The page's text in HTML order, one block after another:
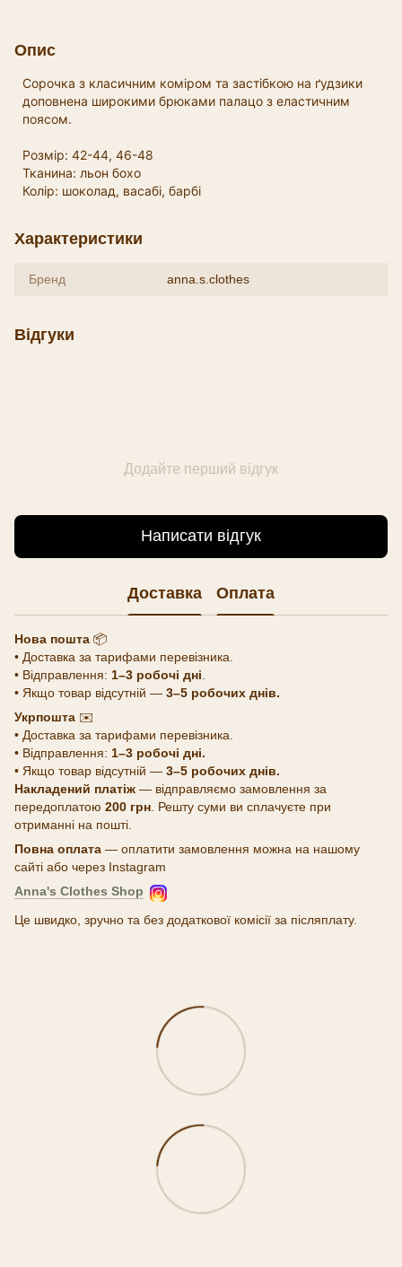
Опис
Сорочка з класичним коміром та застібкою на ґудзики
доповнена широкими брюками палацо з еластичним
поясом.
Розмір: 42-44, 46-48
Тканина: льон бохо
Колір: шоколад, васабі, барбі
Характеристики
Бренд anna.s.clothes
Відгуки
Додайте перший відгук
Написати відгук
Доставка Оплата
Нова пошта 📦
• Доставка за тарифами перевізника.
• Відправлення: 1–3 робочі дні
• Якщо товар відсутній — 3–5 робочих днів.
Укрпошта ✉️
• Доставка за тарифами перевізника.
• Відправлення: 1–3 робочі дні.
• Якщо товар відсутній — 3–5 робочих днів.
Накладений платіж — відправляємо замовлення за
передоплатою 200 грн . Решту суми ви сплачуєте при
отриманні на пошті.
Повна оплата — оплатити замовлення можна на нашому
сайті або через Instagram
Anna's Clothes Shop
Це швидко, зручно та без додаткової комісії за післяплату.